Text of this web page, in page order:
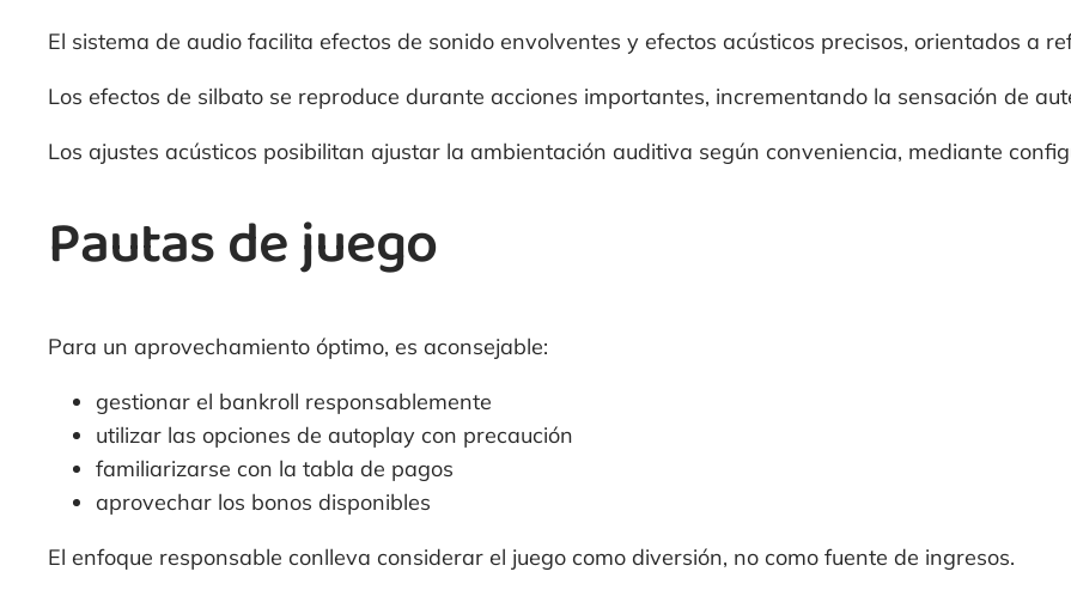
El sistema de audio facilita efectos de sonido envolventes y efectos acústicos precisos, orientados a
Los efectos de silbato se reproduce durante acciones importantes, incrementando la sensación de
Los ajustes acústicos posibilitan ajustar la ambientación auditiva según conveniencia, mediante
Pautas de juego
Para un aprovechamiento óptimo, es aconsejable:
gestionar el bankroll responsablemente
utilizar las opciones de autoplay con precaución
familiarizarse con la tabla de pagos
aprovechar los bonos disponibles
El enfoque responsable conlleva considerar el juego como diversión, no como fuente de ingresos.